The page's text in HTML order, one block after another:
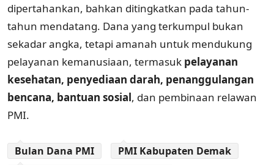
dipertahankan, bahkan ditingkatkan pada tahun-
tahun mendatang. Dana yang terkumpul bukan
sekadar angka, tetapi amanah untuk mendukung
pelayanan kemanusiaan, termasuk pelayanan
kesehatan, penyediaan darah, penanggulangan
bencana, bantuan sosial, dan pembinaan relawan
PMI.
Bulan Dana PMI
PMI Kabupaten Demak